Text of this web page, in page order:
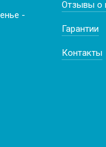
-
Отзывы о
Гарантии
Контакты